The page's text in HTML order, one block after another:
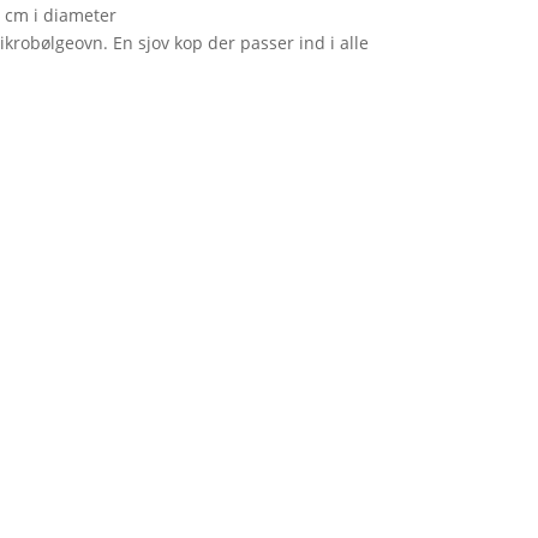
cm i diameter
En sjov kop der passer ind i alle